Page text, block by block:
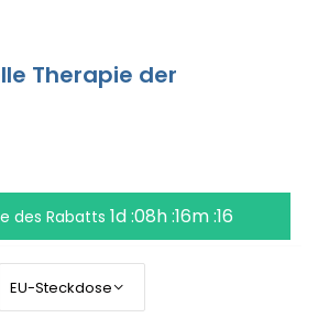
Therapie der
des Rabatts 1d :08h :16m :16